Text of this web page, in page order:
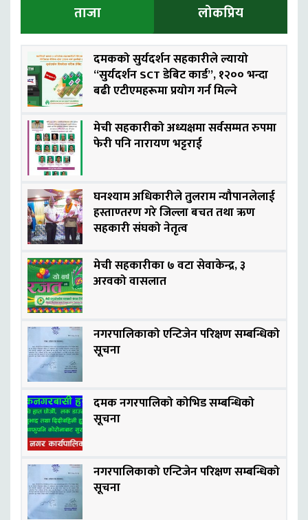
ताजा लोकप्रिय
दमकको सुर्यदर्शन सहकारीले ल्यायो
“सुर्यदर्शन SCT डेबिट कार्ड”, १२०० भन्दा
बढी एटीएमहरूमा प्रयोग गर्न मिल्ने
मेची सहकारीको अध्यक्षमा सर्वसम्मत रुपमा
फेरी पनि नारायण भट्टराई
घनश्याम अधिकारीले तुलराम न्यौपानलेलाई
हस्ताण्तरण गरे जिल्ला बचत तथा ऋण
सहकारी संघको नेतृत्व
मेची सहकारीका ७ वटा सेवाकेन्द्र, ३
अरवको वासलात
नगरपालिकाको एन्टिजेन परिक्षण सम्बन्धिको
सूचना
दमक नगरपालिको कोभिड सम्बन्धिको
सूचना
नगरपालिकाको एन्टिजेन परिक्षण सम्बन्धिको
सूचना